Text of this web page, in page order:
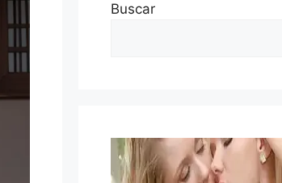
Buscar